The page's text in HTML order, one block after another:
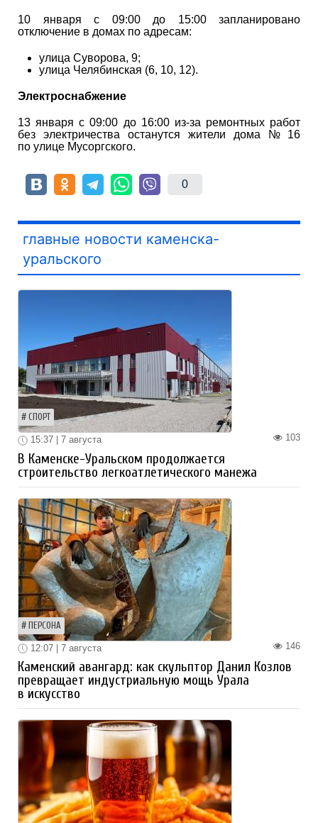
10 января с 09:00 до 15:00 запланировано
отключение в домах по адресам:
улица Суворова, 9;
улица Челябинская (6, 10, 12).
Электроснабжение
13 января с 09:00 до 16:00 из-за ремонтных работ
без электричества останутся жители дома № 16
по улице Мусоргского.
0
главные новости каменска-
уральского
СПОРТ
103
15:37 | 7 августа
В Каменске-Уральском продолжается
строительство легкоатлетического манежа
ПЕРСОНА
146
12:07 | 7 августа
Каменский авангард: как скульптор Данил Козлов
превращает индустриальную мощь Урала
в искусство